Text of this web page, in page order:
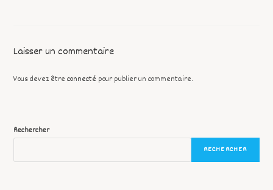
Laisser un commentaire
Vous devez êtreconnecté pour publier un commentaire.
Rechercher
RECHERCHER